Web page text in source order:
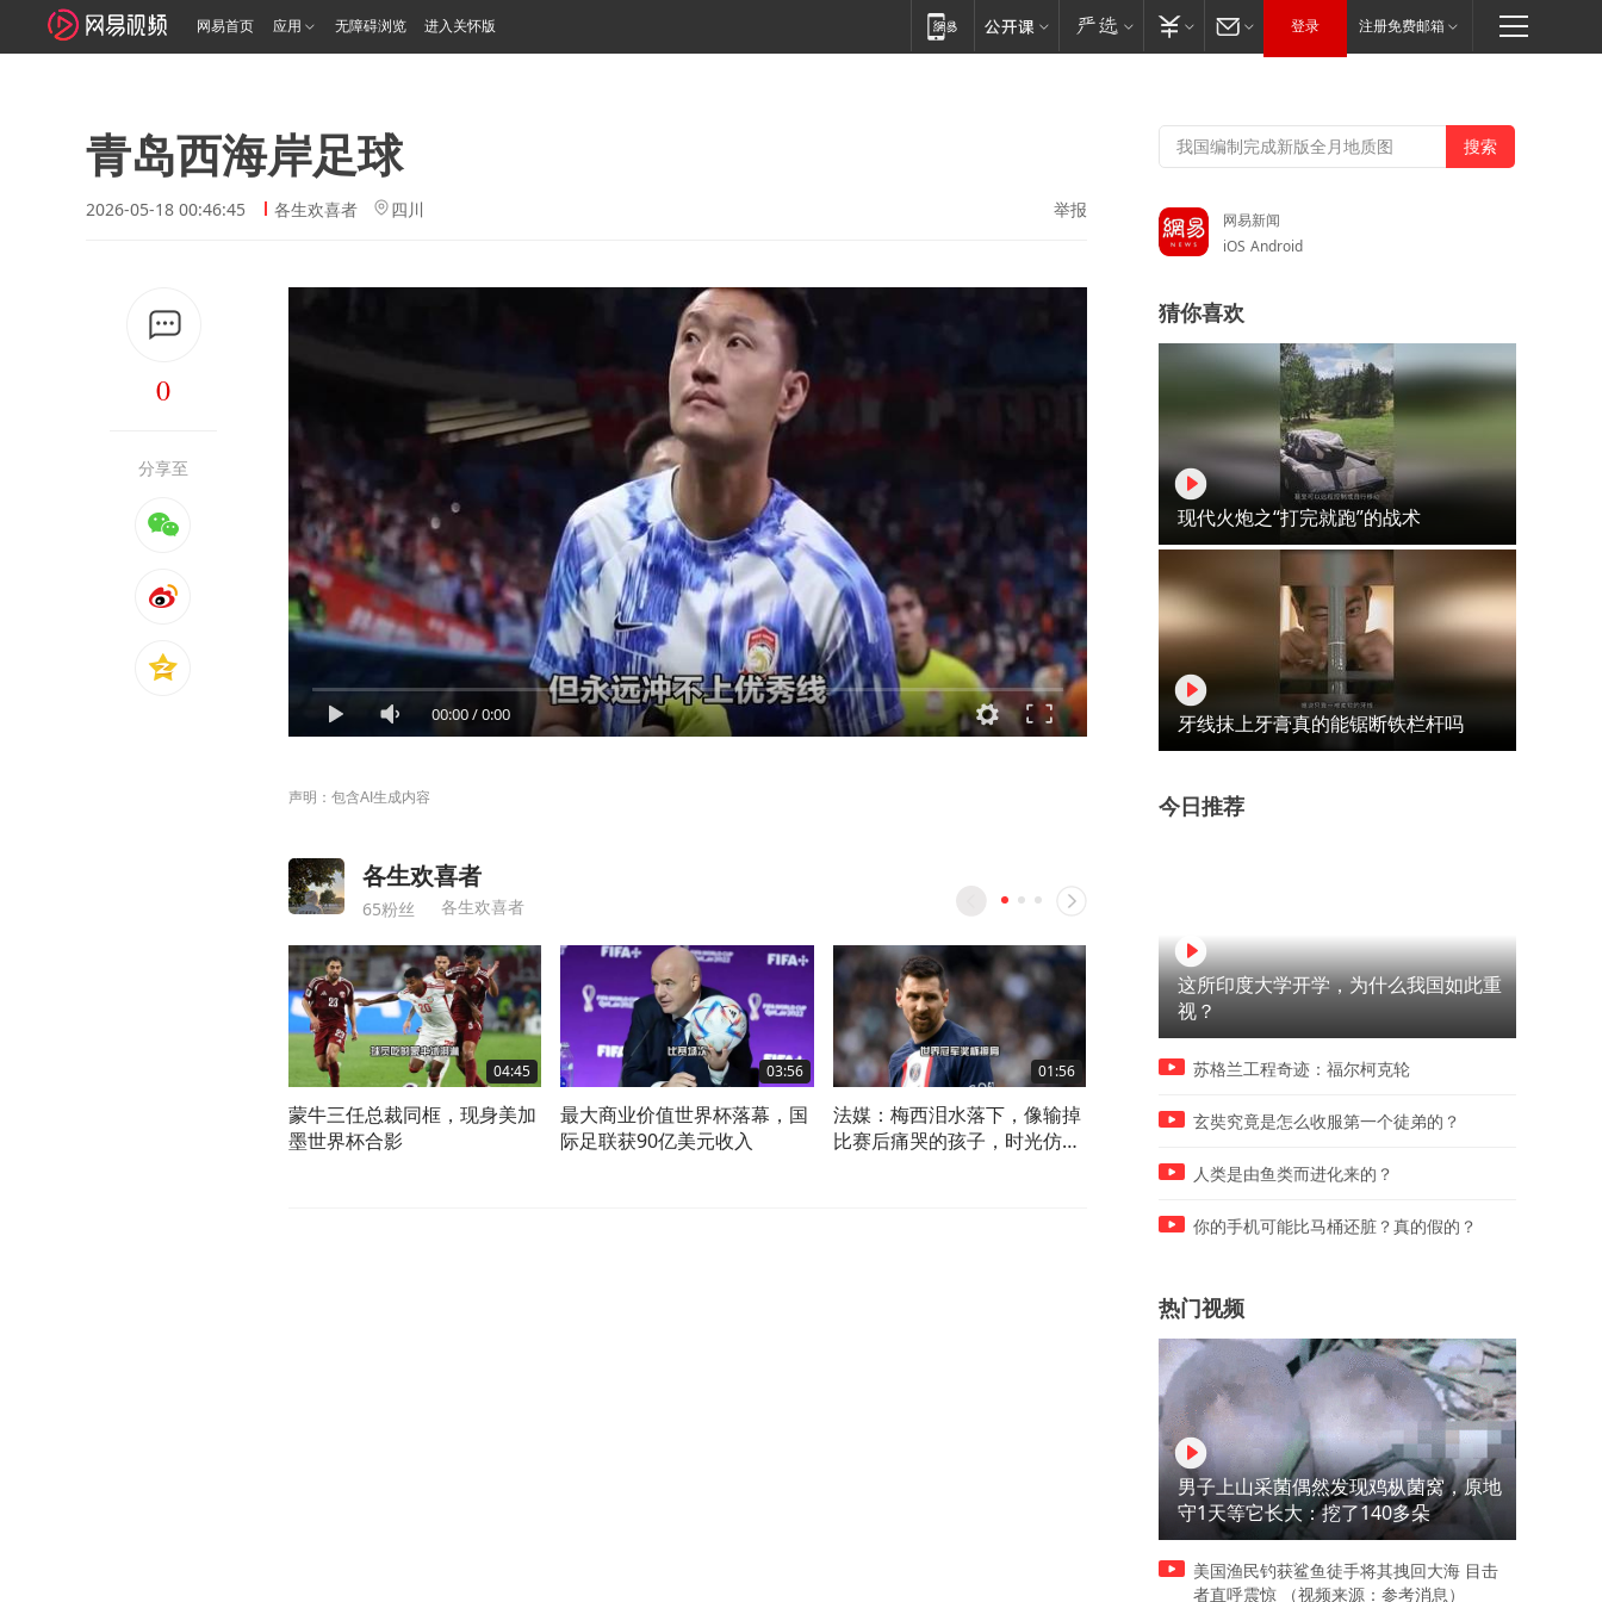
网易首页 应用 无障碍浏览 进入关怀版 登录 注册免费邮箱
青岛西海岸足球
2026-05-18 00:46:45 各生欢喜者 四川 举报
0
分享至
00:00/0:00
声明：包含AI生成内容
各生欢喜者
65粉丝 各生欢喜者
04:45
蒙牛三任总裁同框，现身美加
墨世界杯合影
03:56
最大商业价值世界杯落幕，国
际足联获90亿美元收入
01:56
法媒：梅西泪水落下，像输掉
比赛后痛哭的孩子，时光仿佛
03:01
言简意赅！西班牙击败阿根廷
状元被交易，存在感还不如
网易新闻
iOS Android
猜你喜欢
现代火炮之“打完就跑”的战术
牙线抹上牙膏真的能锯断铁栏杆吗
今日推荐
这所印度大学开学，为什么我国如此重
视？
苏格兰工程奇迹：福尔柯克轮
玄奘究竟是怎么收服第一个徒弟的？
人类是由鱼类而进化来的？
你的手机可能比马桶还脏？真的假的？
热门视频
男子上山采菌偶然发现鸡枞菌窝，原地
守1天等它长大：挖了140多朵
美国渔民钓获鲨鱼徒手将其拽回大海 目击
者直呼震惊 （视频来源：参考消息）